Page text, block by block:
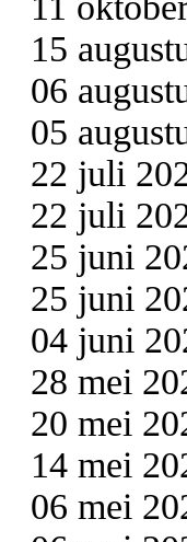
15
06
05
22 juli
22 juli
25 juni
25 juni
04 juni
28 mei
20 mei
14 mei
06 mei